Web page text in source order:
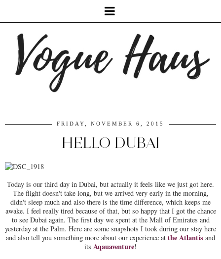
FRIDAY, NOVEMBER 6, 2015
HELLO DUBAI
Today is our third day in Dubai, but actually it feels like we just got here.
The flight doesn't take long, but we arrived very early in the morning,
didn't sleep much and also there is the time difference, which keeps me
awake. I feel really tired because of that, but so happy that I got the chance
to see Dubai again. The first day we spent at the Mall of Emirates and
yesterday at the Palm. Here are some snapshots I took during our stay here
and also tell you something more about our experience at the Atlantis and
its Aqauaventure!